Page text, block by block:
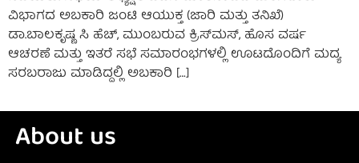
ವಿಭಾಗದ ಅಬಕಾರಿ ಜಂಟಿ ಆಯುಕ್ತ (ಜಾರಿ ಮತ್ತು ತನಿಖೆ)
ಡಾ.ಬಾಲಕೃಷ್ಣ ಸಿ ಹೆಚ್, ಮುಂಬರುವ ಕ್ರಿಸ್‌ಮಸ್, ಹೊಸ ವರ್ಷ
ಆಚರಣೆ ಮತ್ತು ಇತರೆ ಸಭೆ ಸಮಾರಂಭಗಳಲ್ಲಿ ಊಟದೊಂದಿಗೆ ಮದ್ಯ
ಸರಬರಾಜು ಮಾಡಿದ್ದಲ್ಲಿ ಅಬಕಾರಿ […]
About us